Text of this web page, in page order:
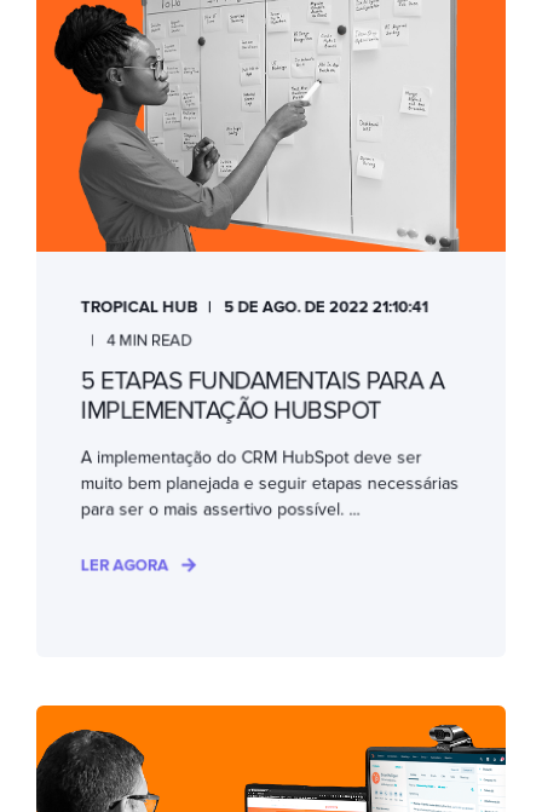
TROPICAL HUB
5 DE AGO. DE 2022 21:10:41
4 MIN READ
5 ETAPAS FUNDAMENTAIS PARA A
IMPLEMENTAÇÃO HUBSPOT
A implementação do CRM HubSpot deve ser
muito bem planejada e seguir etapas necessárias
para ser o mais assertivo possível. ...
LER AGORA